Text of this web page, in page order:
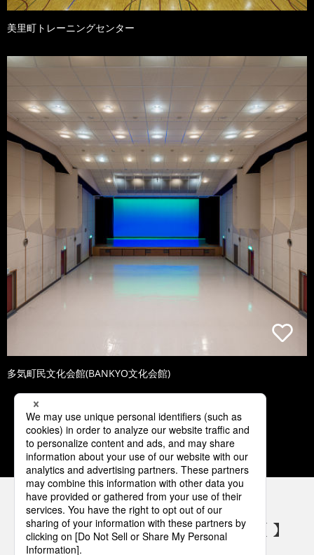
美里町トレーニングセンター
多気町民文化会館(BANKYO文化会館)
1 2 3 4 5
パナソニックの電気設備 SNSアカウント